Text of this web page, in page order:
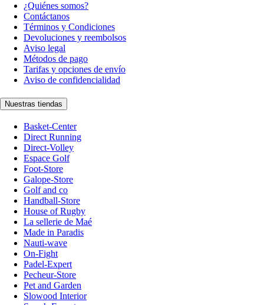
¿Quiénes somos?
Contáctanos
Términos y Condiciones
Devoluciones y reembolsos
Aviso legal
Métodos de pago
Tarifas y opciones de envío
Aviso de confidencialidad
Nuestras tiendas
Basket-Center
Direct Running
Direct-Volley
Espace Golf
Foot-Store
Galope-Store
Golf and co
Handball-Store
House of Rugby
La sellerie de Maé
Made in Paradis
Nauti-wave
On-Fight
Padel-Expert
Pecheur-Store
Pet and Garden
Slowood Interior